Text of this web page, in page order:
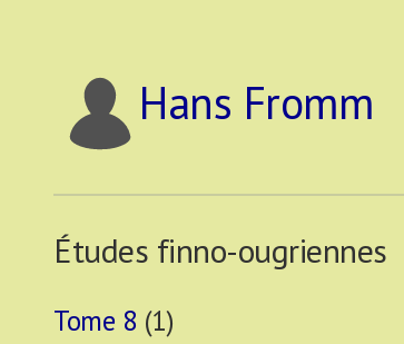
Hans Fromm
Études finno-ougriennes
Tome 8 (1)